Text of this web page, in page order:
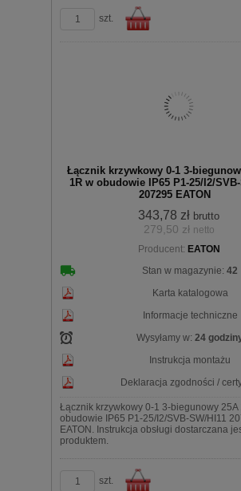
szt.
koszyka
Łącznik krzywkowy 0-1 3-
1R w obudowie IP65 P1-25/I2/SVB-
207295 EATON
343,78 zł brutto
279,50 zł netto
Producent: EATON
Stan w magazynie: 42
Karta katalogowa
Informacje techniczne
Wysyłamy w: 24
Instrukcja montażu
Deklaracja zgodności /
Łącznik krzywkowy 0-1 3-biegunowy 25A
obudowie IP65 P1-25/I2/SVB-SW/HI11
EATON. Instrukcja obsługi dostarczana
produktem.
szt.